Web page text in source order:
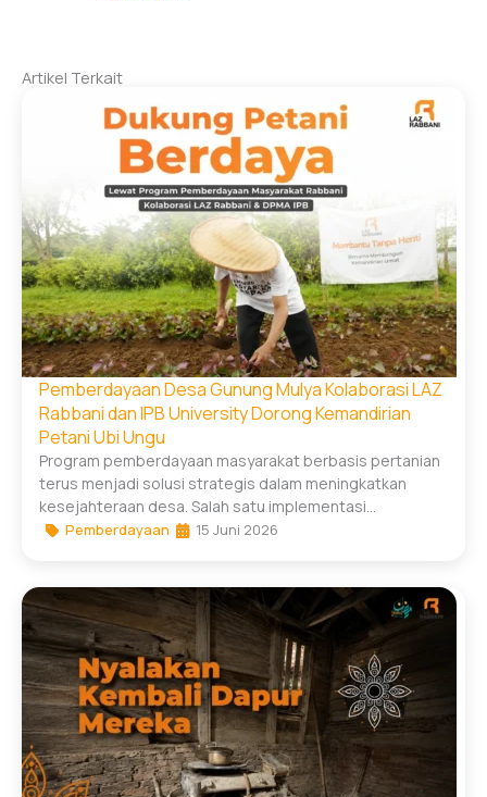
Artikel Terkait
Pemberdayaan Desa Gunung Mulya Kolaborasi LAZ
Rabbani dan IPB University Dorong Kemandirian
Petani Ubi Ungu
Program pemberdayaan masyarakat berbasis pertanian
terus menjadi solusi strategis dalam meningkatkan
kesejahteraan desa. Salah satu implementasi...
Pemberdayaan 15 Juni 2026